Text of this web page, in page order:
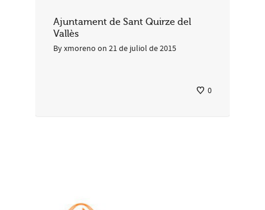
Ajuntament de Sant Quirze del
Vallès
Byxmoreno on 21 de juliol de 2015
0